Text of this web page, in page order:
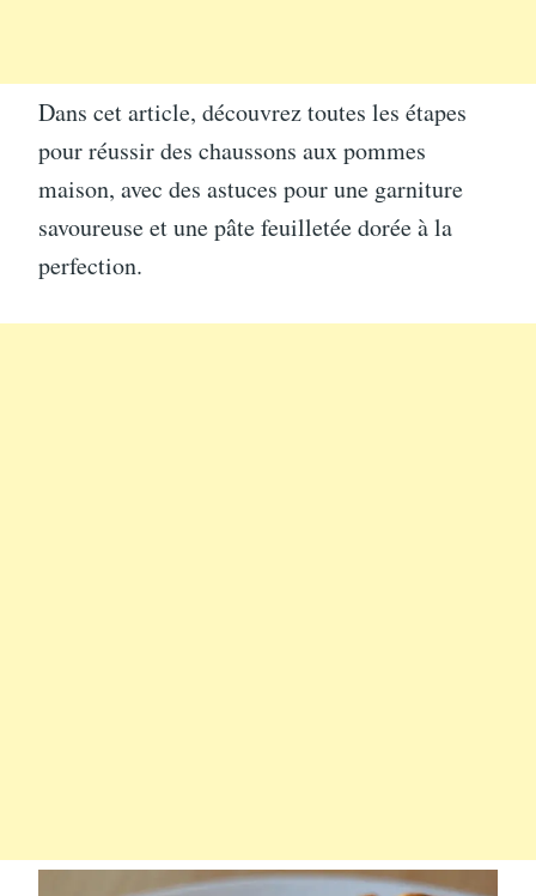
Dans cet article, découvrez toutes les étapes
pour réussir des chaussons aux pommes
maison, avec des astuces pour une garniture
savoureuse et une pâte feuilletée dorée à la
perfection.